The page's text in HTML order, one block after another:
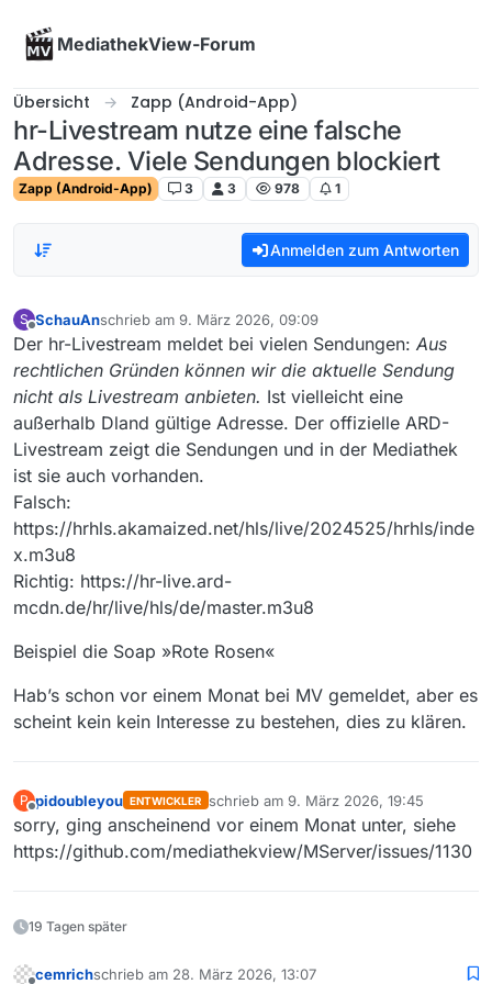
MediathekView-Forum
Übersicht Zapp (Android-App)
hr-Livestream nutze eine falsche
Adresse. Viele Sendungen blockiert
Zapp (Android-App) 3 3 978 1
Anmelden zum Antworten
S
Offline
SchauAnschrieb am 9. März 2026, 09:09
zuletzt editiert von
Der hr-Livestream meldet bei vielen Sendungen: Aus
rechtlichen Gründen können wir die aktuelle Sendung
nicht als Livestream anbieten. Ist vielleicht eine
außerhalb Dland gültige Adresse. Der offizielle ARD-
Livestream zeigt die Sendungen und in der Mediathek
ist sie auch vorhanden.
Falsch:
https://hrhls.akamaized.net/hls/live/2024525/hrhls/inde
x.m3u8
Richtig: https://hr-live.ard-
mcdn.de/hr/live/hls/de/master.m3u8
Beispiel die Soap »Rote Rosen«
Hab’s schon vor einem Monat bei MV gemeldet, aber es
scheint kein kein Interesse zu bestehen, dies zu klären.
P pidoubleyou ENTWICKLER schrieb am 9. März 2026, 19:45
zuletzt editiert von
sorry, ging anscheinend vor einem Monat unter, siehe
https://github.com/mediathekview/MServer/issues/1130
19 Tagen später
cemrichschrieb am 28. März 2026, 13:07